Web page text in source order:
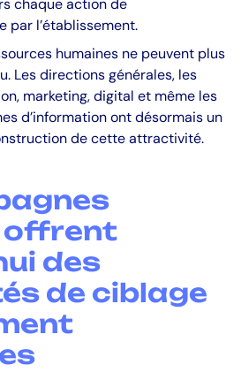
chaque action de
par l’établissement.
humaines ne peuvent plus
Les directions générales, les
marketing, digital et même les
d’information ont désormais un
de cette attractivité.
offrent
des
de ciblage